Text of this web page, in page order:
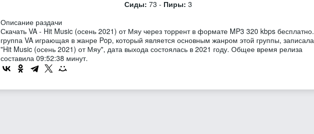
Сиды: 73 - Пиры: 3
Описание раздачи
Скачать VA - Hit Music (осень 2021) от Мяу через торрент в формате MP3 320 kbps бесплатно.
группа VA играющая в жанре Pop, который является основным жанром этой группы, записала
"Hit Music (осень 2021) от Мяу", дата выхода состоялась в 2021 году. Общее время релиза
составила 09:52:38 минут.